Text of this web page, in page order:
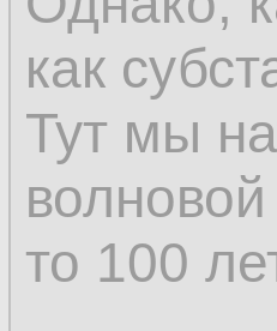
как
Тут мы
то 100